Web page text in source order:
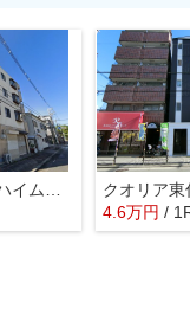
センチュリーハイム鷹合
クオリア東
4.6万円 /